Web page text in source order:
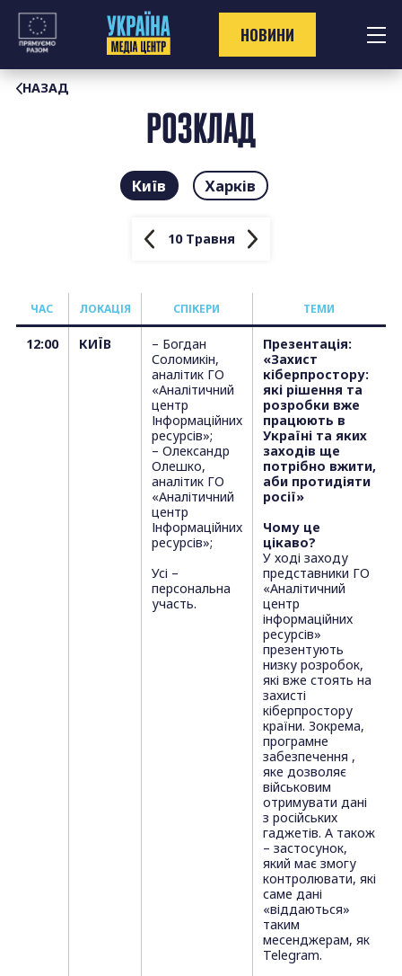
Перейти
контенту
НОВИНИ
НАЗАД
РОЗКЛАД
Київ Харків
10 Травня
ЧАС ЛОКАЦІЯ СПІКЕРИ TЕМИ
12:00 КИЇВ
– Богдан
Соломикін,
аналітик ГО
«Аналітичний
центр
Інформаційних
ресурсів»;
– Олександр
Олешко,
аналітик ГО
«Аналітичний
центр
Інформаційних
ресурсів»;
Усі –
персональна
участь.
Презентація:
«Захист
кіберпростору:
які рішення та
розробки вже
працюють в
Україні та яких
заходів ще
потрібно вжити,
аби протидіяти
росії»
Чому це
цікаво?
У ході заходу
представники ГО
«Аналітичний
центр
інформаційних
ресурсів»
презентують
низку розробок,
які вже стоять на
захисті
кіберпростору
країни. Зокрема,
програмне
забезпечення ,
яке дозволяє
військовим
отримувати дані
з російських
гаджетів. А також
– застосунок,
який має змогу
контролювати, які
саме дані
«віддаються»
таким
месенджерам, як
Telegram.